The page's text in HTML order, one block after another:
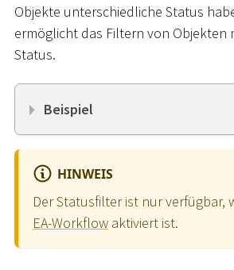
Objekte unterschiedliche Status
ermöglicht das Filtern von Objekten
Status.
Beispiel
HINWEIS
Der Statusfilter ist nur verfügbar,
EA-Workflow aktiviert ist.